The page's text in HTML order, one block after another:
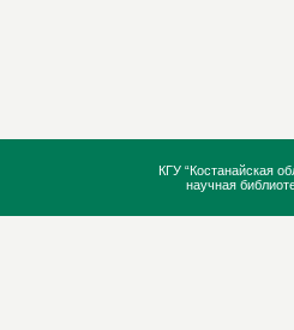
КГУ “Костанайская
научная